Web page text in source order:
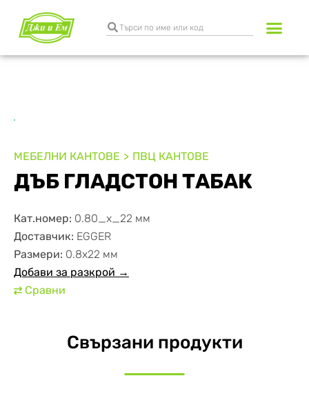
МЕБЕЛНИ КАНТОВЕ ПВЦ КАНТОВЕ
ДЪБ ГЛАДСТОН ТАБАК
Кат.номер: 0.80_x_22 мм
Доставчик: EGGER
Размери: 0.8х22 мм
Добави за разкрой →
⇄ Сравни
Свързани продукти